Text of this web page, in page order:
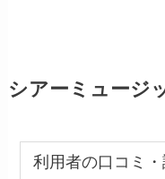
シアーミュージ
利用者の口コミ